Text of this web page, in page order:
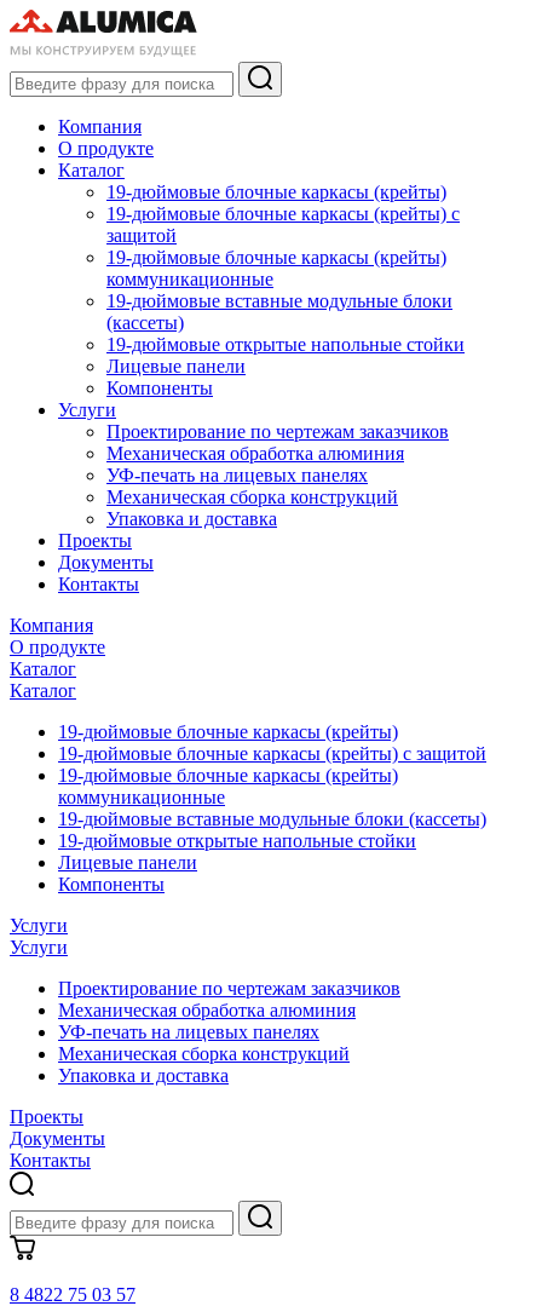
Компания
О продукте
Каталог
19-дюймовые блочные каркасы (крейты)
19-дюймовые блочные каркасы (крейты) с
защитой
19-дюймовые блочные каркасы (крейты)
коммуникационные
19-дюймовые вставные модульные блоки
(кассеты)
19-дюймовые открытые напольные стойки
Лицевые панели
Компоненты
Услуги
Проектирование по чертежам заказчиков
Механическая обработка алюминия
УФ-печать на лицевых панелях
Механическая сборка конструкций
Упаковка и доставка
Проекты
Документы
Контакты
Компания
О продукте
Каталог
Каталог
19-дюймовые блочные каркасы (крейты)
19-дюймовые блочные каркасы (крейты) с защитой
19-дюймовые блочные каркасы (крейты)
коммуникационные
19-дюймовые вставные модульные блоки (кассеты)
19-дюймовые открытые напольные стойки
Лицевые панели
Компоненты
Услуги
Услуги
Проектирование по чертежам заказчиков
Механическая обработка алюминия
УФ-печать на лицевых панелях
Механическая сборка конструкций
Упаковка и доставка
Проекты
Документы
Контакты
8 4822 75 03 57